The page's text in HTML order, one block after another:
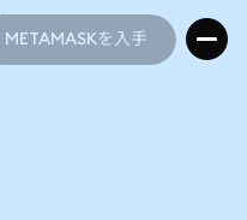
METAMASKを入手